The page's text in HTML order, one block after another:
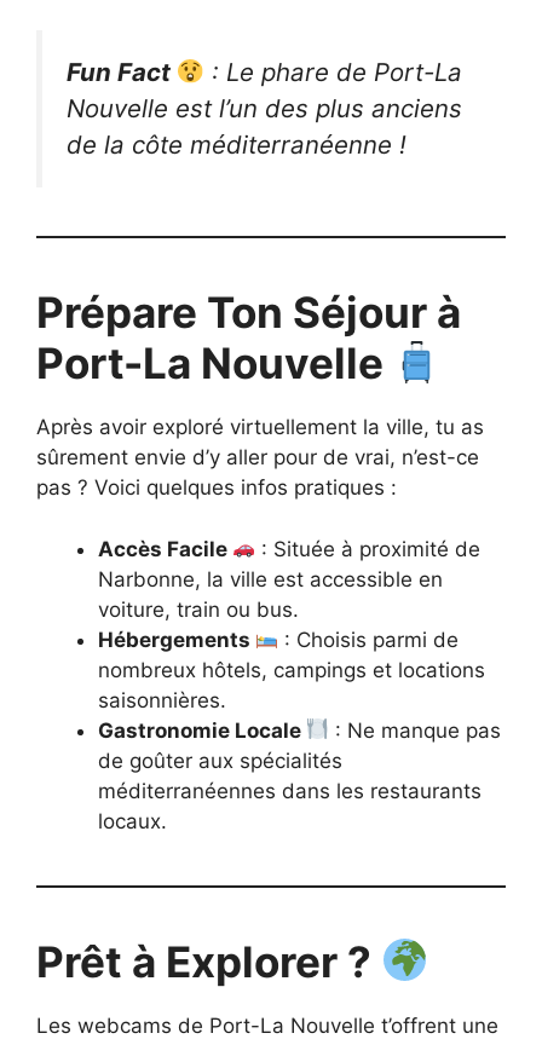
Fun Fact
: Le phare de Port-La
Nouvelle est l’un des plus anciens
de la côte méditerranéenne !
Prépare Ton Séjour à
Port-La Nouvelle
Après avoir exploré virtuellement la ville, tu as
sûrement envie d’y aller pour de vrai, n’est-ce
pas ? Voici quelques infos pratiques :
Accès Facile
: Située à proximité de
Narbonne, la ville est accessible en
voiture, train ou bus.
Hébergements
: Choisis parmi de
nombreux hôtels, campings et locations
saisonnières.
Gastronomie Locale
: Ne manque pas
de goûter aux spécialités
méditerranéennes dans les restaurants
locaux.
Prêt à Explorer ?
Les webcams de Port-La Nouvelle t’offrent une